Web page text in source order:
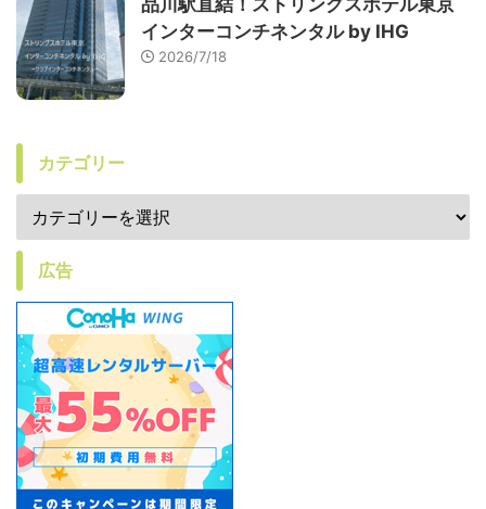
品川駅直結！ストリングスホテル東京
インターコンチネンタル by IHG
2026/7/18
カテゴリー
広告